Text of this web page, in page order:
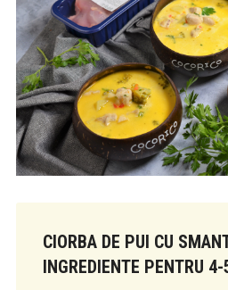
CIORBA DE PUI CU
INGREDIENTE PENTRU